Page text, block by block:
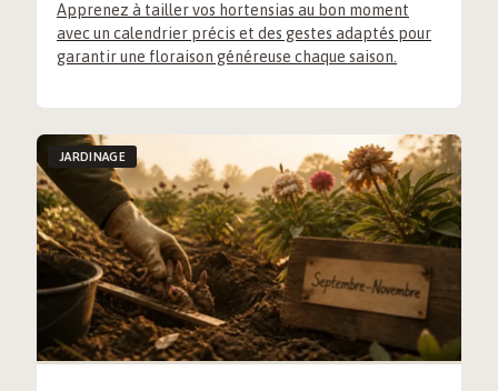
Apprenez à tailler vos hortensias au bon moment
avec un calendrier précis et des gestes adaptés pour
garantir une floraison généreuse chaque saison.
JARDINAGE